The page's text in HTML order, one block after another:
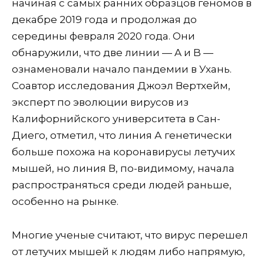
начиная с самых ранних образцов геномов в
декабре 2019 года и продолжая до
середины февраля 2020 года. Они
обнаружили, что две линии — A и B —
ознаменовали начало пандемии в Ухань.
Соавтор исследования Джоэл Вертхейм,
эксперт по эволюции вирусов из
Калифорнийского университета в Сан-
Диего, отметил, что линия А генетически
больше похожа на коронавирусы летучих
мышей, но линия В, по-видимому, начала
распространяться среди людей раньше,
особенно на рынке.
Многие ученые считают, что вирус перешел
от летучих мышей к людям либо напрямую,